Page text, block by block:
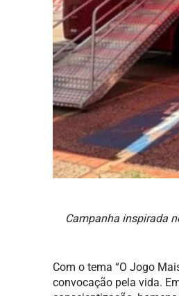
Campanha inspirada
Com o tema “O Jogo
convocação pela vida.